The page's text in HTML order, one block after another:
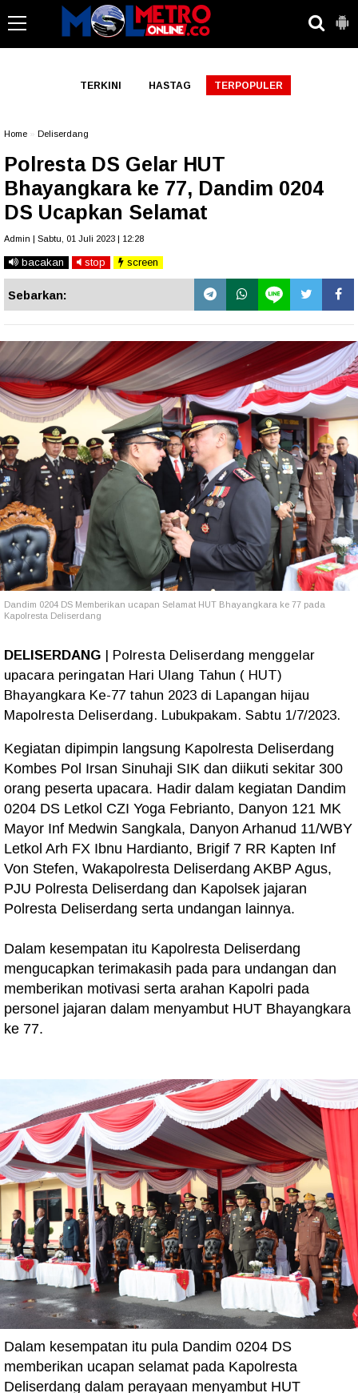
TERKINI HASTAG TERPOPULER
Home Deliserdang
Polresta DS Gelar HUT
Bhayangkara ke 77, Dandim 0204
DS Ucapkan Selamat
Admin | Sabtu, 01 Juli 2023 | 12:28
bacakan stop screen
Sebarkan:
Dandim 0204 DS Memberikan ucapan Selamat HUT Bhayangkara ke 77 pada
Kapolresta Deliserdang
DELISERDANG | Polresta Deliserdang menggelar
upacara peringatan Hari Ulang Tahun ( HUT)
Bhayangkara Ke-77 tahun 2023 di Lapangan hijau
Mapolresta Deliserdang. Lubukpakam. Sabtu 1/7/2023.
Kegiatan dipimpin langsung Kapolresta Deliserdang
Kombes Pol Irsan Sinuhaji SIK dan diikuti sekitar 300
orang peserta upacara. Hadir dalam kegiatan Dandim
0204 DS Letkol CZI Yoga Febrianto, Danyon 121 MK
Mayor Inf Medwin Sangkala, Danyon Arhanud 11/WBY
Letkol Arh FX Ibnu Hardianto, Brigif 7 RR Kapten Inf
Von Stefen, Wakapolresta Deliserdang AKBP Agus,
PJU Polresta Deliserdang dan Kapolsek jajaran
Polresta Deliserdang serta undangan lainnya.
Dalam kesempatan itu Kapolresta Deliserdang
mengucapkan terimakasih pada para undangan dan
memberikan motivasi serta arahan Kapolri pada
personel jajaran dalam menyambut HUT Bhayangkara
ke 77.
Dalam kesempatan itu pula Dandim 0204 DS
memberikan ucapan selamat pada Kapolresta
Deliserdang dalam perayaan menyambut HUT